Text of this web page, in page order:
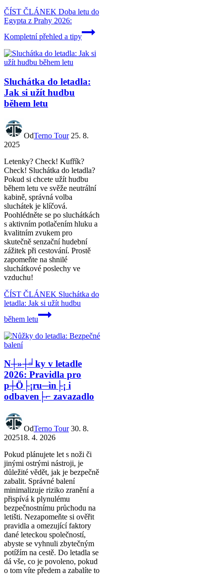
ČÍST ČLÁNEK Doba letu do
Egypta z Prahy 2026:
Kompletní přehled a tipy
Sluchátka do letadla:
Jak si užít hudbu
během letu
OdTerno Tour 25. 8.
2025
Letenky? Check! Kufřík?
Check! Sluchátka do letadla?
Pokud si chcete užít hudbu
během letu ve svěže neutrální
kabině, správná volba
sluchátek je klíčová.
Poohlédněte se po sluchátkách
s aktivním potlačením hluku a
kvalitním zvukem pro
skutečně senzační hudební
zážitek při cestování. Prostě
zapomeňte na shnilé
sluchátkové poslechy ve
vzduchu!
ČÍST ČLÁNEK Sluchátka do
letadla: Jak si užít hudbu
během letu
N┼»┼╛ky v letadle
2026: Pravidla pro
p┼Ö├¡ru─ìn├¡ i
odbaven├⌐ zavazadlo
OdTerno Tour 30. 8.
202518. 4. 2026
Pokud plánujete let s noži či
jinými ostrými nástroji, je
důležité vědět, jak je bezpečně
zabalit. Správné balení
minimalizuje riziko zranění a
přispívá k plynulému
bezpečnostnímu průchodu na
letišti. Nezapomeňte si ověřit
pravidla a omezující faktory
dané leteckou společností,
abyste se vyhnuli zbytečným
potížím na cestě. Do letadla se
dá vše, co je povoleno, pokud
o tom víte předem a zabalíte to